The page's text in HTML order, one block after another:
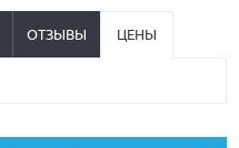
ОТЗЫВЫ ЦЕНЫ